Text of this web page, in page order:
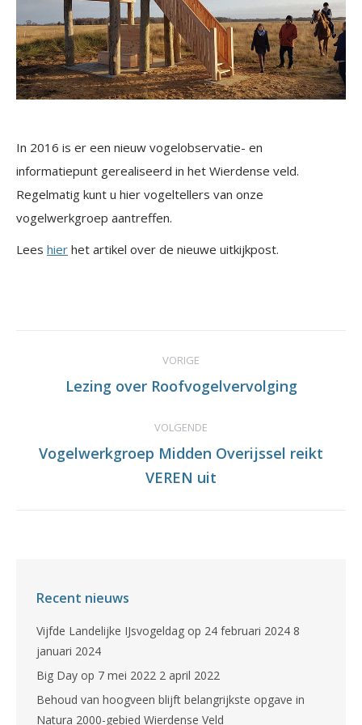
In 2016 is er een nieuw vogelobservatie- en
informatiepunt gerealiseerd in het Wierdense veld.
Regelmatig kunt u hier vogeltellers van onze
vogelwerkgroep aantreffen.
Lees hier het artikel over de nieuwe uitkijkpost.
navigation
VORIGE
Previous
Lezing over Roofvogelvervolging
VOLGENDE
Volgende
pagina
Vogelwerkgroep Midden Overijssel reikt
VEREN uit
Recent nieuws
Vijfde Landelijke IJsvogeldag op 24 februari 2024 8
januari 2024
Big Day op 7 mei 2022 2 april 2022
Behoud van hoogveen blijft belangrijkste opgave in
Natura 2000-gebied Wierdense Veld